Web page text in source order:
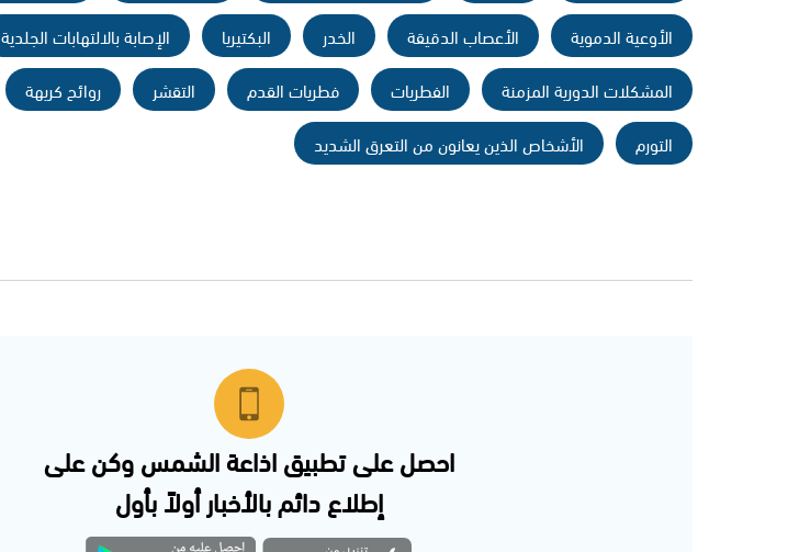
الأوعية الدموية
الأعصاب الدقيقة الخدر البكتيريا
الإصابة بالالتهابات الجلدية
المشكلات الدورية المزمنة
الفطريات فطريات القدم التقشر روائح كريهة
التورم
الأشخاص الذين يعانون من التعرق الشديد
احصل على تطبيق اذاعة الشمس وكن على
إطلاع دائم بالأخبار أولاً بأول